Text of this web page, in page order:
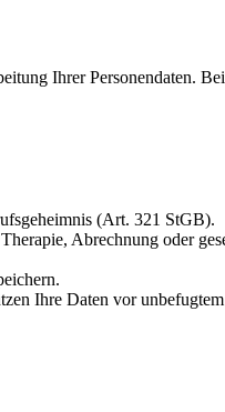
Ihrer Personendaten.
(Art. 321 StGB).
Abrechnung oder
Ihre Daten vor